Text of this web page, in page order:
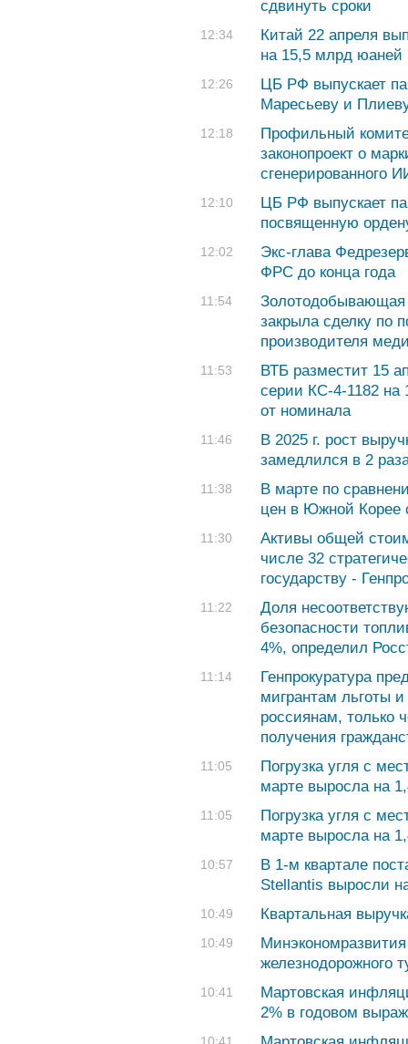
сдвинуть сроки
12:34
Китай 22 апреля
на 15,5 млрд юаней
12:26
ЦБ РФ выпускает
Маресьеву и
12:18
Профильный
законопроект о
сгенерированного
12:10
ЦБ РФ выпускает
посвященную
12:02
Экс-глава
ФРС до конца года
11:54
Золотодобывающая
закрыла сделку по
производителя
11:53
ВТБ разместит 15
серии КС-4-1182 на
от номинала
11:46
В 2025 г. рост
замедлился в 2
11:38
В марте по
цен в Южной Корее
11:30
Активы общей
числе 32
государству -
11:22
Доля
безопасности
4%, определил
11:14
Генпрокуратура
мигрантам льготы
россиянам, только
получения
11:05
Погрузка угля с
марте выросла на
11:05
Погрузка угля с
марте выросла на
10:57
В 1-м квартале
Stellantis выросли
10:49 Квартальная
10:49
железнодорожного
10:41
Мартовская
2% в годовом